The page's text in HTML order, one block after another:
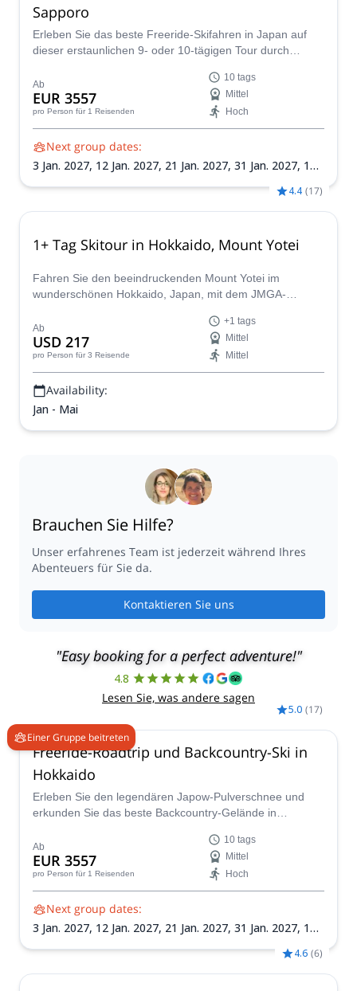
Sapporo
Erleben Sie das beste Freeride-Skifahren in Japan auf
dieser erstaunlichen 9- oder 10-tägigen Tour durch
zertifizierten Guide! Von den weltbekannten Resorts
Niseko und Sapporo bis hin zu versteckten Juwelen im
Hinterland haben Sie die Möglichkeit, einige der
herausforderndsten und lohnendsten Gelände in Japan
zu erkunden.
Ab
EUR 3557
pro Person für 1 Reisenden
10 tags
Mittel
Hoch
Next group dates:
3 Jan. 2027, 12 Jan. 2027, 21 Jan. 2027, 31 Jan. 2027, 10
4.4 (17)
1+ Tag Skitour in Hokkaido, Mount Yotei
Fahren Sie den beeindruckenden Mount Yotei im
wunderschönen Hokkaido, Japan, mit dem JMGA-
Reise hinunter.
Ab
USD 217
pro Person für 3 Reisende
+1 tags
Mittel
Mittel
Availability:
Jan - Mai
Brauchen Sie Hilfe?
Unser erfahrenes Team ist jederzeit während Ihres
Abenteuers für Sie da.
Kontaktieren Sie uns
"Easy booking for a perfect adventure!"
4.8
Lesen Sie, was andere sagen
Einer Gruppe beitreten
5.0 (17)
Freeride-Roadtrip und Backcountry-Ski in
Hokkaido
Erleben Sie den legendären Japow-Pulverschnee und
erkunden Sie das beste Backcountry-Gelände in
Abenteuer, das von einem zertifizierten Guide geleitet
wird. Bereiten Sie sich darauf vor, die unberührte Wildnis
von Hokkaido zu entdecken, indem Sie über die Grenzen
des Resorts hinaus in unberührte Pulverschneefelder
vordringen.
Ab
EUR 3557
pro Person für 1 Reisenden
10 tags
Mittel
Hoch
Next group dates:
3 Jan. 2027, 12 Jan. 2027, 21 Jan. 2027, 31 Jan. 2027, 10
4.6 (6)